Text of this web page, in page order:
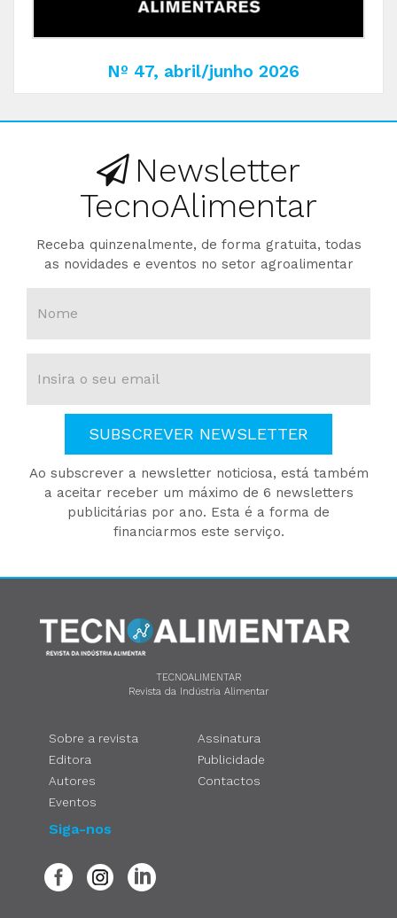
Nº 47, abril/junho 2026
Newsletter
TecnoAlimentar
Receba quinzenalmente, de forma gratuita, todas
as novidades e eventos no setor agroalimentar
SUBSCREVER NEWSLETTER
Ao subscrever a newsletter noticiosa, está também
a aceitar receber um máximo de 6 newsletters
publicitárias por ano. Esta é a forma de
financiarmos este serviço.
TECNOALIMENTAR
Revista da Indústria Alimentar
Sobre a revista
Editora
Autores
Eventos
Assinatura
Publicidade
Contactos
Siga-nos